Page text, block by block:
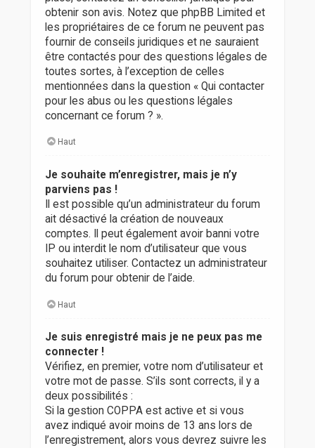
obtenir son avis. Notez que phpBB Limited et
les propriétaires de ce forum ne peuvent pas
fournir de conseils juridiques et ne sauraient
être contactés pour des questions légales de
toutes sortes, à l’exception de celles
mentionnées dans la question « Qui contacter
pour les abus ou les questions légales
concernant ce forum ? ».
Haut
Je souhaite m’enregistrer, mais je n’y
parviens pas !
Il est possible qu’un administrateur du forum
ait désactivé la création de nouveaux
comptes. Il peut également avoir banni votre
IP ou interdit le nom d’utilisateur que vous
souhaitez utiliser. Contactez un administrateur
du forum pour obtenir de l’aide.
Haut
Je suis enregistré mais je ne peux pas me
connecter !
Vérifiez, en premier, votre nom d’utilisateur et
votre mot de passe. S’ils sont corrects, il y a
deux possibilités :
Si la gestion COPPA est active et si vous
avez indiqué avoir moins de 13 ans lors de
l’enregistrement, alors vous devrez suivre les